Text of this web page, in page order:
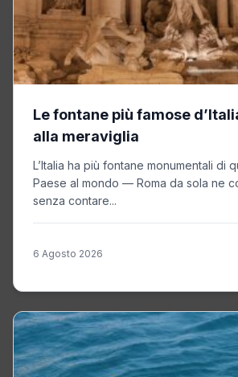
Le fontane più famose
alla meraviglia
L’Italia ha più fontane monumentali di
Paese al mondo — Roma da sola ne
senza contare...
6 Agosto 2026